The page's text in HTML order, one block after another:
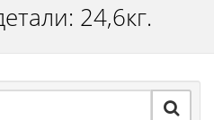
24,6кг.